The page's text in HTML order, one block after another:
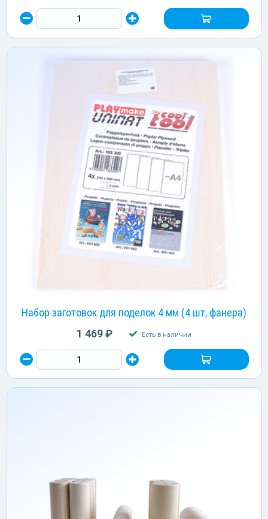
Набор заготовок для поделок 4 мм (4 шт, фанера)
1 469 ₽ Есть в наличии